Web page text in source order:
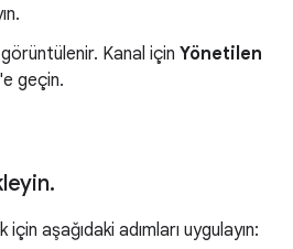
Kanal için Yönetilen
'e geçin.
.
için aşağıdaki adımları uygulayın: